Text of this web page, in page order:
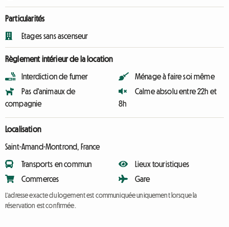
Particularités
Etages sans ascenseur
Règlement intérieur de la location
Interdiction de fumer
Pas d'animaux de
compagnie
Ménage à faire soi même
Calme absolu entre 22h et
8h
Localisation
Saint-Amand-Montrond, France
Transports en commun
Commerces
Lieux touristiques
Gare
L'adresse exacte du logement est communiquée uniquement lorsque la
réservation est confirmée.